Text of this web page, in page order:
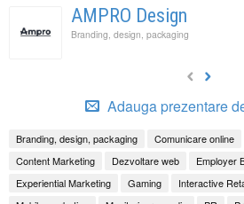
AMPRO Design
Branding, design, packaging
Adauga prezentare
Branding, design, packaging Comunicare online
Content Marketing
Dezvoltare web Employer
Experiential Marketing
Gaming Interactive